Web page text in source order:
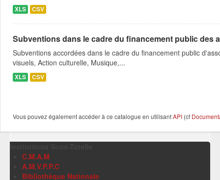
XLS CSV
Subventions dans le cadre du financement public des
Subventions accordées dans le cadre du financement public
visuels, Action culturelle, Musique,...
XLS CSV
Vous pouvez également accéder à ce catalogue en utilisantAPI (cf
C.M.A.M
A.M.V.P.P.C
Bibliothèque Nationale